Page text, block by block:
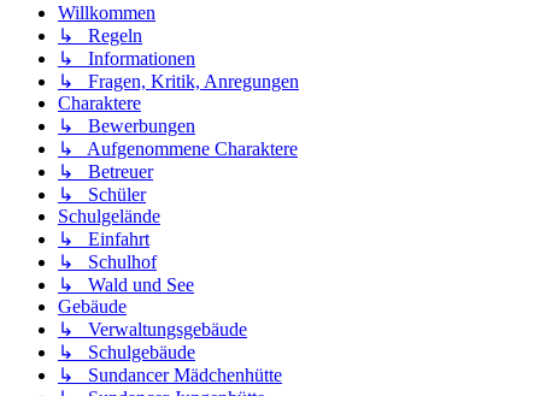
Willkommen
↳ Regeln
↳ Informationen
↳ Fragen, Kritik, Anregungen
Charaktere
↳ Bewerbungen
↳ Aufgenommene Charaktere
↳ Betreuer
↳ Schüler
Schulgelände
↳ Einfahrt
↳ Schulhof
↳ Wald und See
Gebäude
↳ Verwaltungsgebäude
↳ Schulgebäude
↳ Sundancer Mädchenhütte